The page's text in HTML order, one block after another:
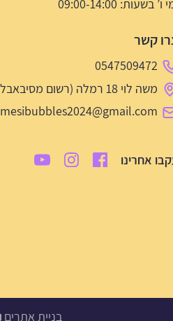
ו’ בשעות: 09:00-14:00
קשר
0547509472
משה לוי 18 רמלה (רשום מסיבאבלס על השלט בחנות)
mesibubbles2024@gmail.com
אחרינו
בניית אתרים